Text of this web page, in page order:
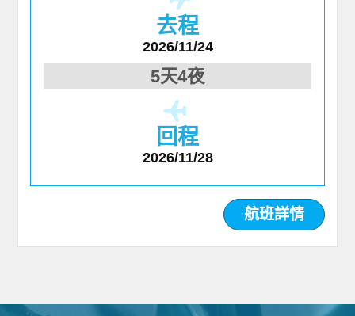
去程
2026/11/24
5天4夜
回程
2026/11/28
航班詳情